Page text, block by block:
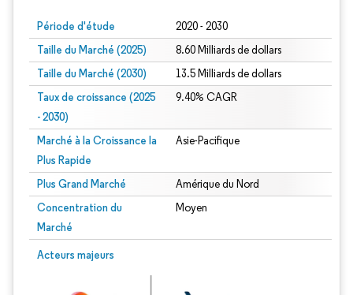
Période d'étude 2020 - 2030
Taille du Marché (2025) 8.60 Milliards de dollars
Taille du Marché (2030) 13.5 Milliards de dollars
Taux de croissance (2025
- 2030)
9.40% CAGR
Marché à la Croissance la
Plus Rapide
Asie-Pacifique
Plus Grand Marché Amérique du Nord
Concentration du
Marché
Moyen
Acteurs majeurs
Image © Mordor Intelligence. La réutilisation nécessite une attribution sous CC